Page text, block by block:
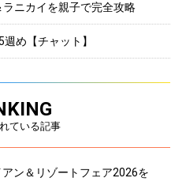
ニカイを親子で完全攻略
め【チャット】
ている記事
ン＆リゾートフェア2026を